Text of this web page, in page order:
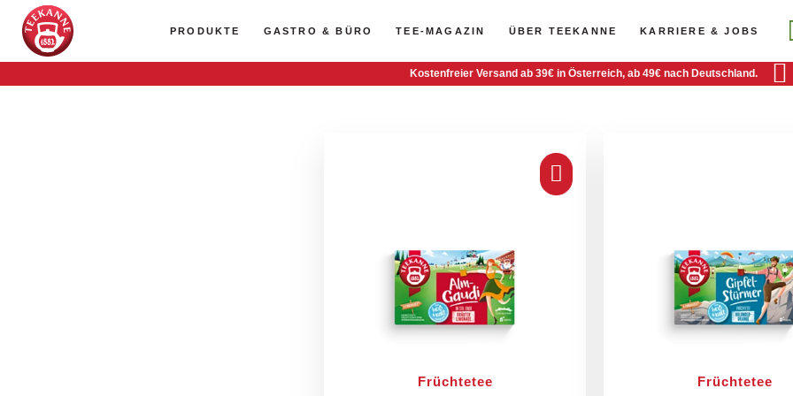
PRODUKTE GASTRO & BÜRO TEE-MAGAZIN ÜBER TEEKANNE KARRIERE & JOBS
Kostenfreier Versand ab 39€ in Österreich, ab 49€ nach Deutschland.
Heiß im Häferl
Heiß im Häferl &
kalt im Glasl!
Almgaudi zur
Früchtetee Früchtetee